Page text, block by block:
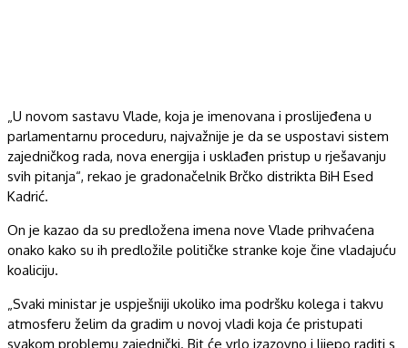
„U novom sastavu Vlade, koja je imenovana i proslijeđena u
parlamentarnu proceduru, najvažnije je da se uspostavi sistem
zajedničkog rada, nova energija i usklađen pristup u rješavanju
svih pitanja“, rekao je gradonačelnik Brčko distrikta BiH Esed
Kadrić.
On je kazao da su predložena imena nove Vlade prihvaćena
onako kako su ih predložile političke stranke koje čine vladajuću
koaliciju.
„Svaki ministar je uspješniji ukoliko ima podršku kolega i takvu
atmosferu želim da gradim u novoj vladi koja će pristupati
svakom problemu zajednički. Bit će vrlo izazovno i lijepo raditi s